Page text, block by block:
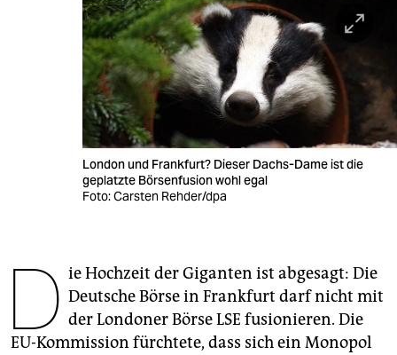
wahrheit
veranstaltungen
fragen & hilfe
genossenschaft
epaper login
London und Frankfurt? Dieser Dachs-Dame ist die
geplatzte Börsenfusion wohl egal
Foto: Carsten Rehder/dpa
D ie Hochzeit der Giganten ist abgesagt: Die
Deutsche Börse in Frankfurt darf nicht mit
der Londoner Börse LSE fusionieren. Die
EU-Kommission fürchtete, dass sich ein Monopol